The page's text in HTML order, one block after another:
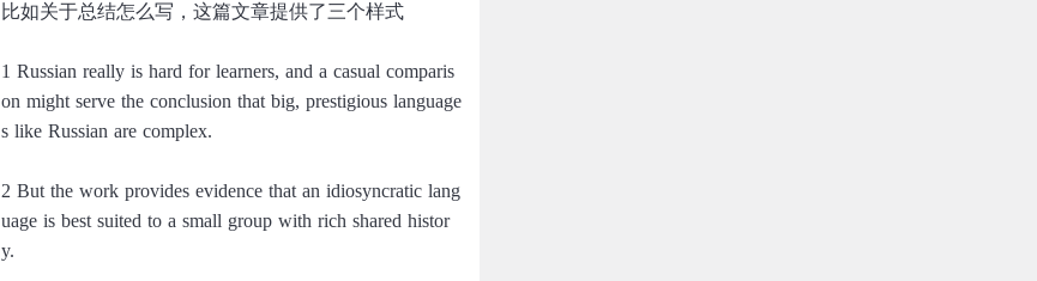
比如关于总结怎么写，这篇文章提供了三个样式
1 Russian really is hard for learners, and a casual comparis
on might serve the conclusion that big, prestigious language
s like Russian are complex.
2 But the work provides evidence that an idiosyncratic lang
uage is best suited to a small group with rich shared histor
y.